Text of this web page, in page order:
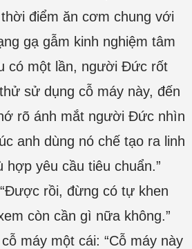
điểm ăn cơm chung với
gạ gẫm kinh nghiệm tâm
có một lần, người Đức rốt
sử dụng cỗ máy này, đến
rõ ánh mắt người Đức nhìn
anh dùng nó chế tạo ra linh
hợp yêu cầu tiêu chuẩn.”
rồi, đừng có tự khen
còn cần gì nữa không.”
máy một cái: “Cỗ máy này